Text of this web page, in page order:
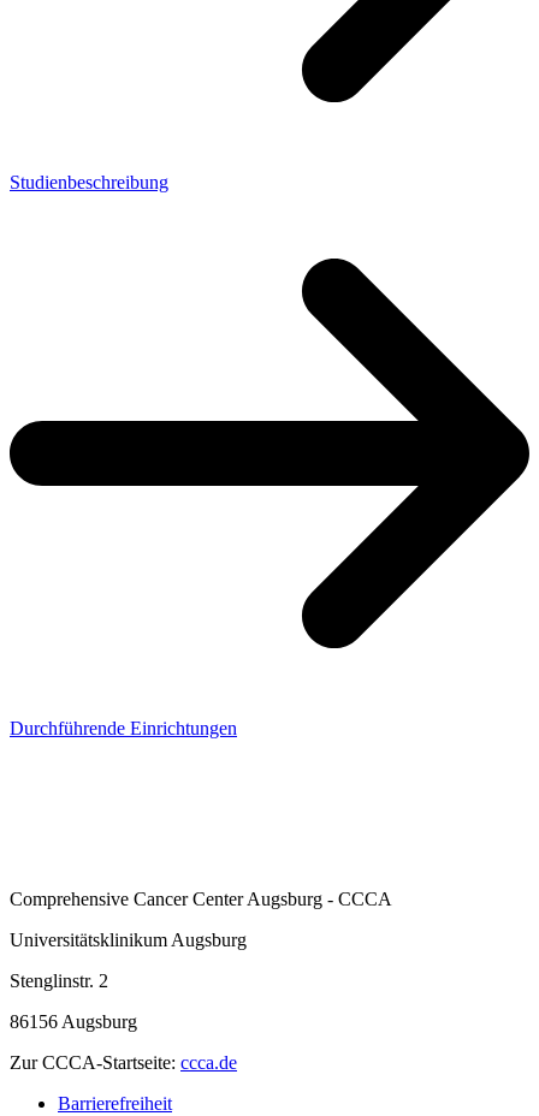
Studienbeschreibung
Durchführende Einrichtungen
Comprehensive Cancer Center Augsburg - CCCA
Universitätsklinikum Augsburg
Stenglinstr. 2
86156 Augsburg
Zur CCCA-Startseite: ccca.de
Barrierefreiheit